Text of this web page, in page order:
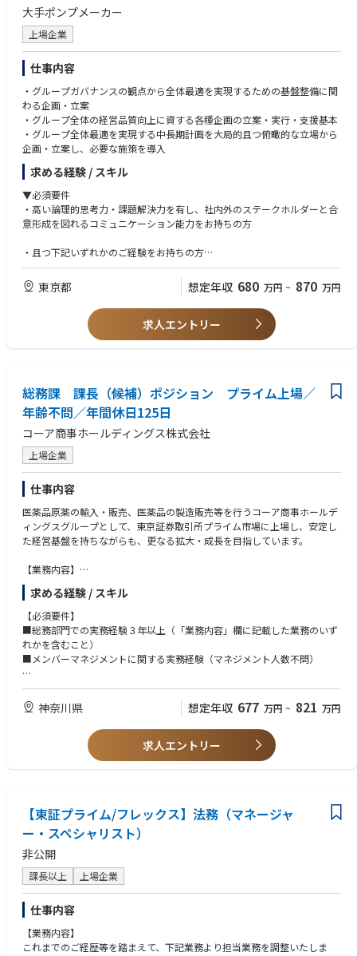
大手ポンプメーカー
上場企業
仕事内容
・グループガバナンスの観点から全体最適を実現するための基盤整備に関
わる企画・立案
・グループ全体の経営品質向上に資する各種企画の立案・実行・支援基本
・グループ全体最適を実現する中長期計画を大局的且つ俯瞰的な立場から
企画・立案し、必要な施策を導入
求める経験 / スキル
▼必須要件
・高い論理的思考力・課題解決力を有し、社内外のステークホルダーと合
意形成を図れるコミュニケーション能力をお持ちの方
・且つ下記いずれかのご経験をお持ちの方
・経営企画／事業企画、または経営コンサルティングのご経験
└全社戦略・事業戦略の策定や実行支援のご経験（特に戦略策定フェー
ズ）
・GRC（ガバナンス、リスク、コンプライアンス）領域：グループガバナ
ンス、内部統制、内部監査、株主総会運営、法務などの実務経験
2)MBA保有、各種資格（簿記、公認会計士、公認内部監査人、公認情報シ
ステム監査人）保有、製造業経験、内部監査に関する各種ご経験
3)大規模な社内調整や複数部門・関係会社を巻き込む業務を主導した経験
▼求める人物像
非定型かつ自ら論点を定めて進める業務が多い環境であることから、自ら
論点を定めプロアクティブに行動できる人材を求めます
東京都 想定年収 680 万円 ~ 870 万円
求人エントリー
総務課 課長（候補）ポジション プライム上場／
年齢不問／年間休日125日
コーア商事ホールディングス株式会社
上場企業
仕事内容
医薬品原薬の輸入・販売、医薬品の製造販売等を行うコーア商事ホールデ
ィングスグループとして、東京証券取引所プライム市場に上場し、安定し
た経営基盤を持ちながらも、更なる拡大・成長を目指しています。
【業務内容】
これまでのご経験を活かし、プレーイングマネージャーとして実務を牽引
いただくことを期待しています。ゆくゆくは、総務課全体の業務進行管理
や、課員の指導・育成を通じた組織力強化をお任せします。
■機関運営・株式関連
株主総会や取締役会など各種重要会議体の運営、及び従業員持株会を含む
■規程・文書・印章管理
社内規程の整備・改廃、社内稟議・文書の管理、代表者印等の管理・押印
■損害保険関連
各種損害保険の管理・更新・契約、保険会社とのやり取りなど
■ファシリティ、備品管理
全社の固定資産管理、オフィス環境の整備、設備保全・修繕、什器の更新
■情報開示関連業務
適時開示情報等（決定事実・発生事実等）の証券取引所（TDnet等）や自
社ホームページへの情報開示手続きなど
■ITシステム管理
社内ITシステムや情報セキュリティの管理など
■その他
庶務業務全般、反社チェック対応、商業登記対応、自部門の予算作成・管
求める経験 / スキル
【必須要件】
■総務部門での実務経験３年以上（「業務内容」欄に記載した業務のいず
れかを含むこと）
■メンバーマネジメントに関する実務経験（マネジメント人数不問）
【歓迎要件】
■上場会社における総務部門での実務経験
■株主総会、取締役会をはじめとする重要会議体の運営経験
■大規模なファシリティマネジメント（移転、増床、レイアウト変更等）
■リスクマネジメント業務に関する経験
神奈川県 想定年収 677 万円 ~ 821 万円
求人エントリー
【東証プライム/フレックス】法務（マネージャ
ー・スペシャリスト）
非公開
課長以上 上場企業
仕事内容
【業務内容】
これまでのご経歴等を踏まえて、下記業務より担当業務を調整いたしま